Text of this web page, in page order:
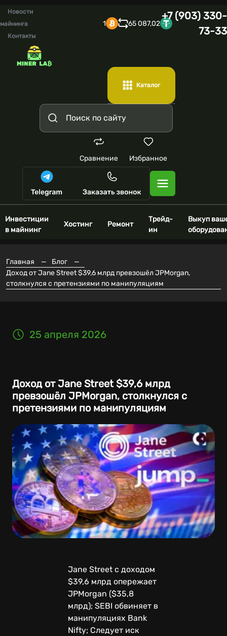
Новости
майнинга
Контакты
1 65 087,02
+7 (903) 330-
73-33
Каталог
Сравнение Избранное
Инвестиции
в майнинг
Хостинг Ремонт
Трейд-
ин
Выкуп
Главная — Блог
—
Доход от Jane Street $39,6 млрд превзошёл JPMorgan,
столкнулся с претензиями по манипуляциям
25 апреля 2026
Доход от Jane Street $39,6 млрд
превзошёл JPMorgan, столкнулся с
претензиями по манипуляциям
Jane Street с доходом
$39,6 млрд опережает
JPMorgan ($35,8
млрд); SEBI обвиняет в
манипуляциях Bank
Nifty; Следует иск